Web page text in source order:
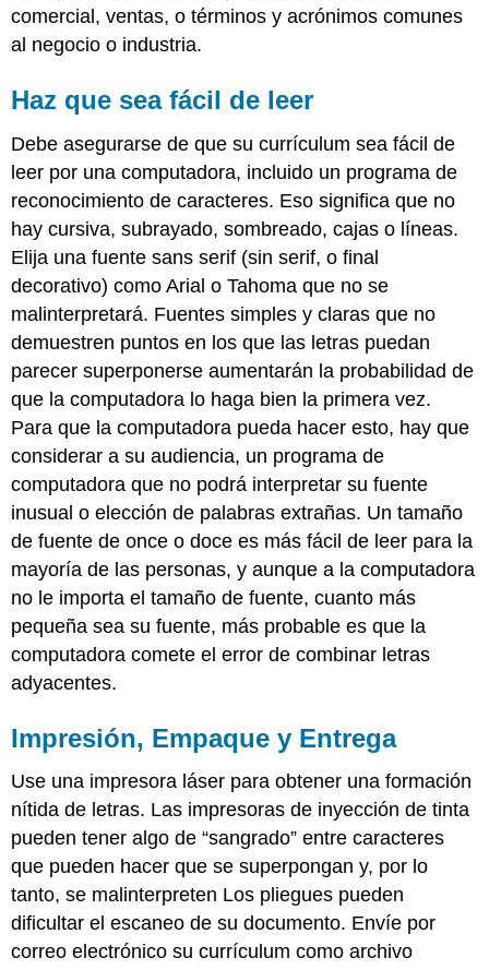
comercial, ventas, o términos y acrónimos comunes
al negocio o industria.
Haz que sea fácil de leer
Debe asegurarse de que su currículum sea fácil de
leer por una computadora, incluido un programa de
reconocimiento de caracteres. Eso significa que no
hay cursiva, subrayado, sombreado, cajas o líneas.
Elija una fuente sans serif (sin serif, o final
decorativo) como Arial o Tahoma que no se
malinterpretará. Fuentes simples y claras que no
demuestren puntos en los que las letras puedan
parecer superponerse aumentarán la probabilidad de
que la computadora lo haga bien la primera vez.
Para que la computadora pueda hacer esto, hay que
considerar a su audiencia, un programa de
computadora que no podrá interpretar su fuente
inusual o elección de palabras extrañas. Un tamaño
de fuente de once o doce es más fácil de leer para la
mayoría de las personas, y aunque a la computadora
no le importa el tamaño de fuente, cuanto más
pequeña sea su fuente, más probable es que la
computadora comete el error de combinar letras
adyacentes.
Impresión, Empaque y Entrega
Use una impresora láser para obtener una formación
nítida de letras. Las impresoras de inyección de tinta
pueden tener algo de “sangrado” entre caracteres
que pueden hacer que se superpongan y, por lo
tanto, se malinterpreten Los pliegues pueden
dificultar el escaneo de su documento. Envíe por
correo electrónico su currículum como archivo